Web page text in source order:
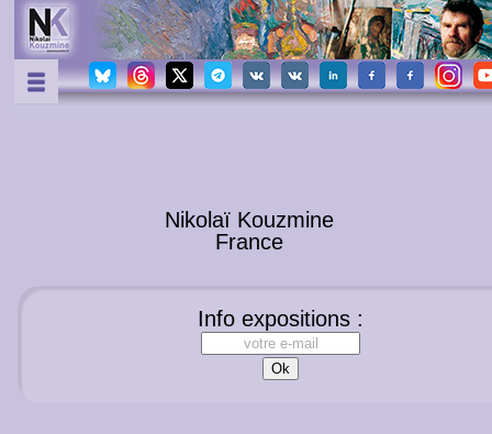
Nikolaï Kouzmine
France
Info expositions :